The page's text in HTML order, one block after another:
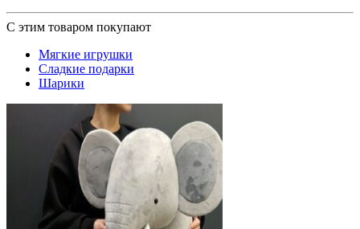
С этим товаром покупают
Мягкие игрушки
Сладкие подарки
Шарики